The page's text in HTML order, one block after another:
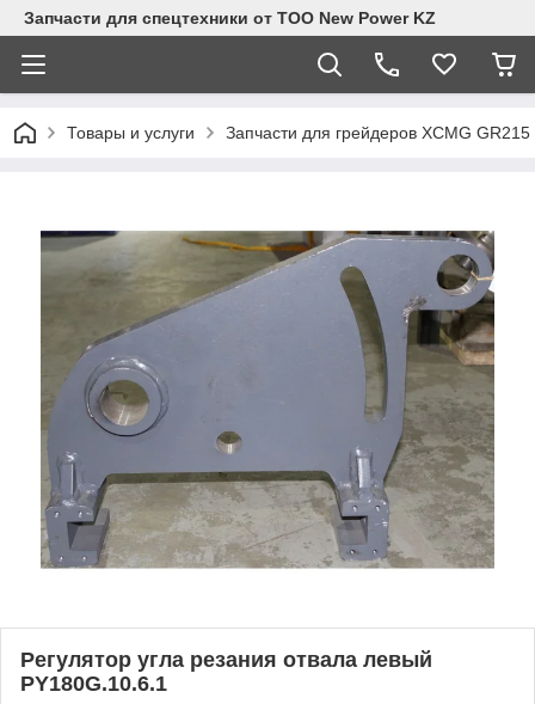
Запчасти для спецтехники от ТОО New Power KZ
Товары и услуги Запчасти для грейдеров XCMG
Регулятор угла резания отвала левый
PY180G.10.6.1